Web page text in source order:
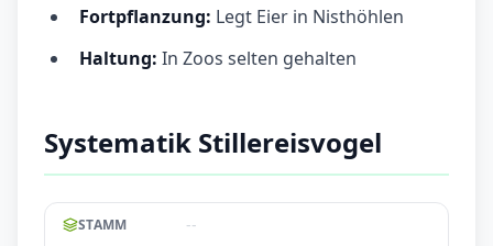
Fortpflanzung: Legt Eier in Nisthöhlen
Haltung: In Zoos selten gehalten
Systematik Stillereisvogel
STAMM --